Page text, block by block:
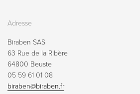
Adresse
Biraben SAS
63 Rue de la Ribère
64800 Beuste
05 59 61 01 08
biraben@biraben.fr